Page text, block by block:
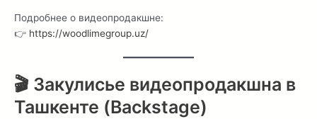
Подробнее о видеопродакшне:
👉 https://woodlimegroup.uz/
🎬 Закулисье видеопродакшна в
Ташкенте (Backstage)